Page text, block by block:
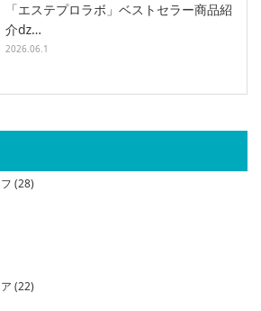
「エステプロラボ」ベストセラー商品紹
介ǳ…
2026.06.1
(28)
(22)